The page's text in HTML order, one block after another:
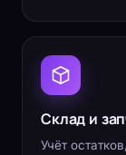
Склад и
Учёт